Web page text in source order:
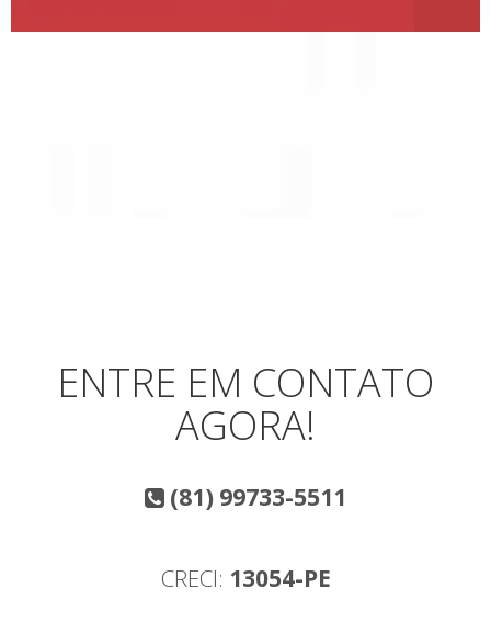
ENTRE EM CONTATO
AGORA!
(81) 99733-5511
CRECI: 13054-PE